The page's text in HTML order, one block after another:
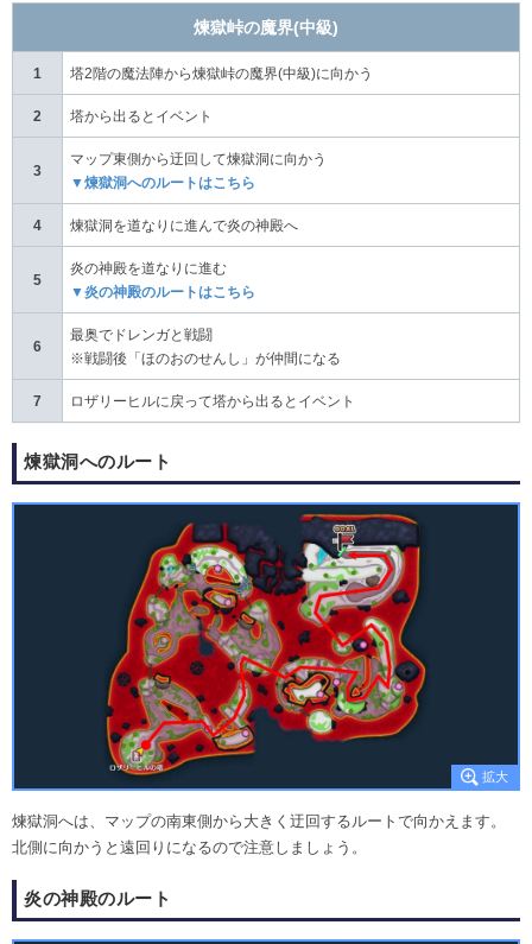
煉獄峠の魔界(中級)
1 塔2階の魔法陣から煉獄峠の魔界(中級)に向かう
2 塔から出るとイベント
3
マップ東側から迂回して煉獄洞に向かう
▼煉獄洞へのルートはこちら
4 煉獄洞を道なりに進んで炎の神殿へ
5
炎の神殿を道なりに進む
▼炎の神殿のルートはこちら
6
最奥でドレンガと戦闘
※戦闘後「ほのおのせんし」が仲間になる
7 ロザリーヒルに戻って塔から出るとイベント
煉獄洞へのルート
煉獄洞へは、マップの南東側から大きく迂回するルートで向かえます。
北側に向かうと遠回りになるので注意しましょう。
炎の神殿のルート